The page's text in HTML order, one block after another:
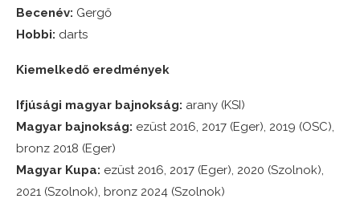
Becenév: Gergő
Hobbi: darts
Kiemelkedő eredmények
Ifjúsági magyar bajnokság: arany (KSI)
Magyar bajnokság: ezüst 2016, 2017 (Eger), 2019 (OSC),
bronz 2018 (Eger)
Magyar Kupa: ezüst 2016, 2017 (Eger), 2020 (Szolnok),
2021 (Szolnok), bronz 2024 (Szolnok)